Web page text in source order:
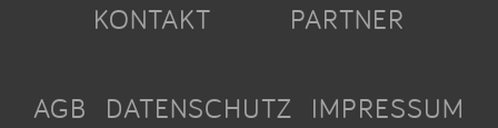
KONTAKT PARTNER
AGB DATENSCHUTZ IMPRESSUM